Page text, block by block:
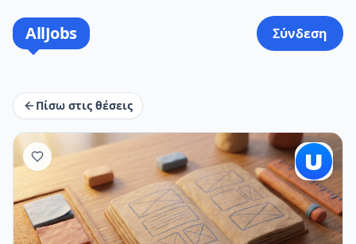
AllJobs Σύνδεση
Πίσω στις θέσεις